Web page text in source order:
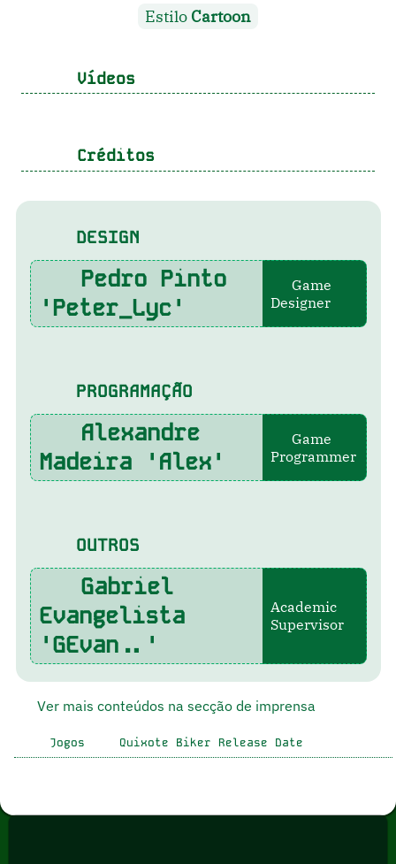
Estilo Cartoon
Vídeos
Créditos
DESIGN
Pedro Pinto
'Peter_Lyc'
Game
Designer
PROGRAMAÇÃO
Alexandre
Madeira 'Alex'
Game
Programmer
OUTROS
Gabriel
Evangelista
'GEvan..'
Academic
Supervisor
Ver mais conteúdos na secção de imprensa
Jogos Quixote Biker Release Date